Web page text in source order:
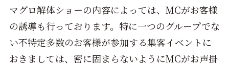
マグロ解体ショーの内容によっては、MCがお客様
の誘導も行っております。特に一つのグループでな
い不特定多数のお客様が参加する集客イベントに
おきましては、密に固まらないようにMCがお声掛